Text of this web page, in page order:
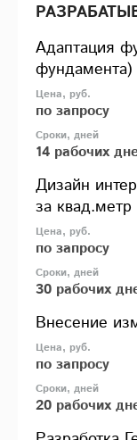
Адаптация
фундамента)
по запросу
14 рабочих
Дизайн
за
по запросу
30 рабочих
Внесение
по запросу
20 рабочих